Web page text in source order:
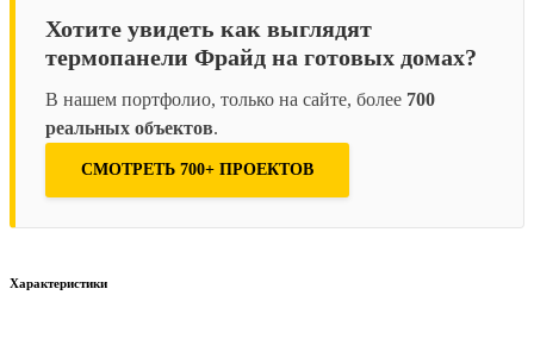
Хотите увидеть как выглядят
термопанели Фрайд на готовых домах?
В нашем портфолио, только на сайте, более 700
реальных объектов.
СМОТРЕТЬ 700+ ПРОЕКТОВ
Характеристики